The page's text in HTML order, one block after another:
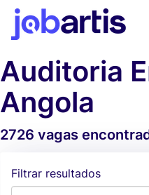
Auditoria
Angola
2726 vagas
Filtrar resultados